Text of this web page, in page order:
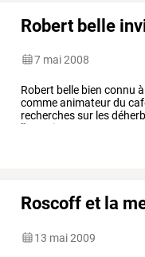
Robert belle
7 mai 2008
Robert belle bien connu à
commeanimateurdu
recherchessur les
l'interview
Roscoff et la
13 mai 2009